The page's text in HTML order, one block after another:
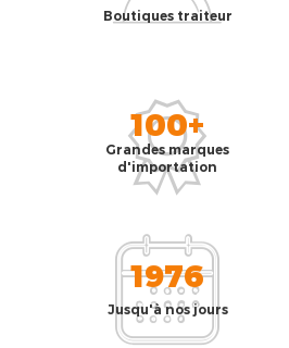
Boutiques traiteur
100+
Grandes marques
d'importation
1976
Jusqu'à nos jours